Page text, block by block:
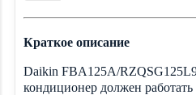
Краткое описание
Daikin FBA125A/
кондиционер должен